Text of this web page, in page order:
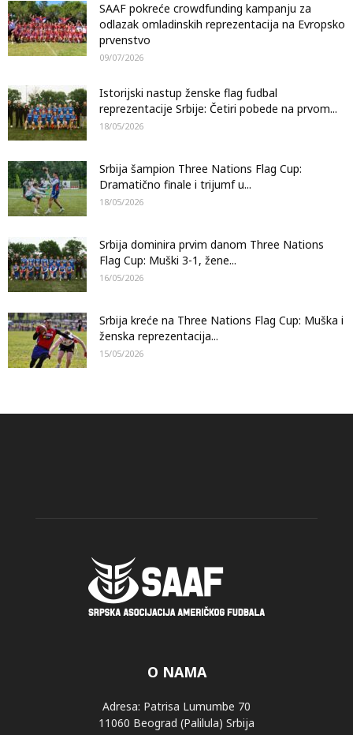
SAAF pokreće crowdfunding kampanju za
odlazak omladinskih reprezentacija na Evropsko
prvenstvo
09/07/2026
Istorijski nastup ženske flag fudbal
reprezentacije Srbije: Četiri pobede na prvom...
18/05/2026
Srbija šampion Three Nations Flag Cup:
Dramatično finale i trijumf u...
18/05/2026
Srbija dominira prvim danom Three Nations
Flag Cup: Muški 3-1, žene...
16/05/2026
Srbija kreće na Three Nations Flag Cup: Muška i
ženska reprezentacija...
15/05/2026
O NAMA
Adresa: Patrisa Lumumbe 70
11060 Beograd (Palilula) Srbija